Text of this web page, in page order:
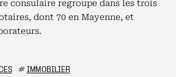
consulaire regroupe dans les trois
dont 70 en Mayenne, et
# IMMOBILIER